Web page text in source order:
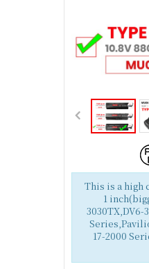
This is a high
1
3030TX,DV6-
17-2000